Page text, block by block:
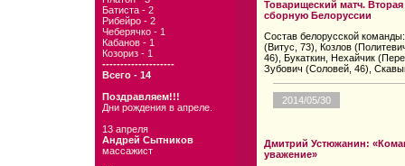
Батиста - 2
Рибейро - 2
Чеберячко - 1
Кабанов - 1
Козориз - 1
--------------------
Всего - 14
Поздравляем!!!
Дни рождения в апреле.
13 апреля
Андрей Сытников
массажист
Товарищеский матч.
сборную Белоруссии
Состав белорусской
(Витус, 73), Козлов
46), Букаткин, Нехайчик
Зубович (Соловей, 46),
2014/05/30
Дмитрий Устюжанин:
уважение»